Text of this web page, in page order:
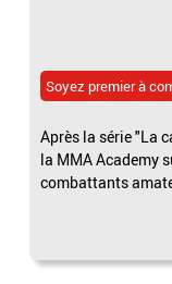
Soyez premier à
Après la série "La
la MMA Academy
combattants